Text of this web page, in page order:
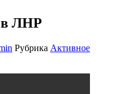
в ЛНР
Рубрика Активное